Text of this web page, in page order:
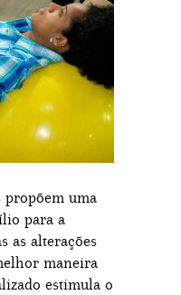
propõem uma
para a
as alterações
maneira
estimula o